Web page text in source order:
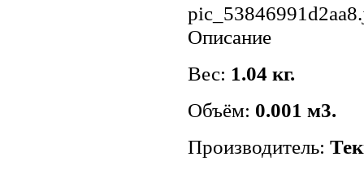
Описание
Вес: 1.04 кг.
Объём: 0.001 м3.
Производитель: